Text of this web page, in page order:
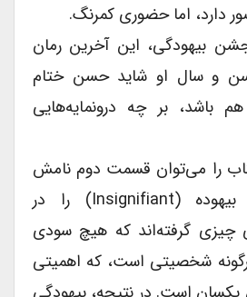
دارد، اما حضوری کمرنگ.
بیهودگی، این آخرین رمان
و سال او شاید حسن ختام
باشد، بر چه درونمایه‌هایی
را می‌توان قسمت دوم نامش
دانست: بیهودگی. بیهوده (insignifiant) را در
چیزی گرفته‌اند که هیچ سودی
شخصیتی است، که اهمیتی